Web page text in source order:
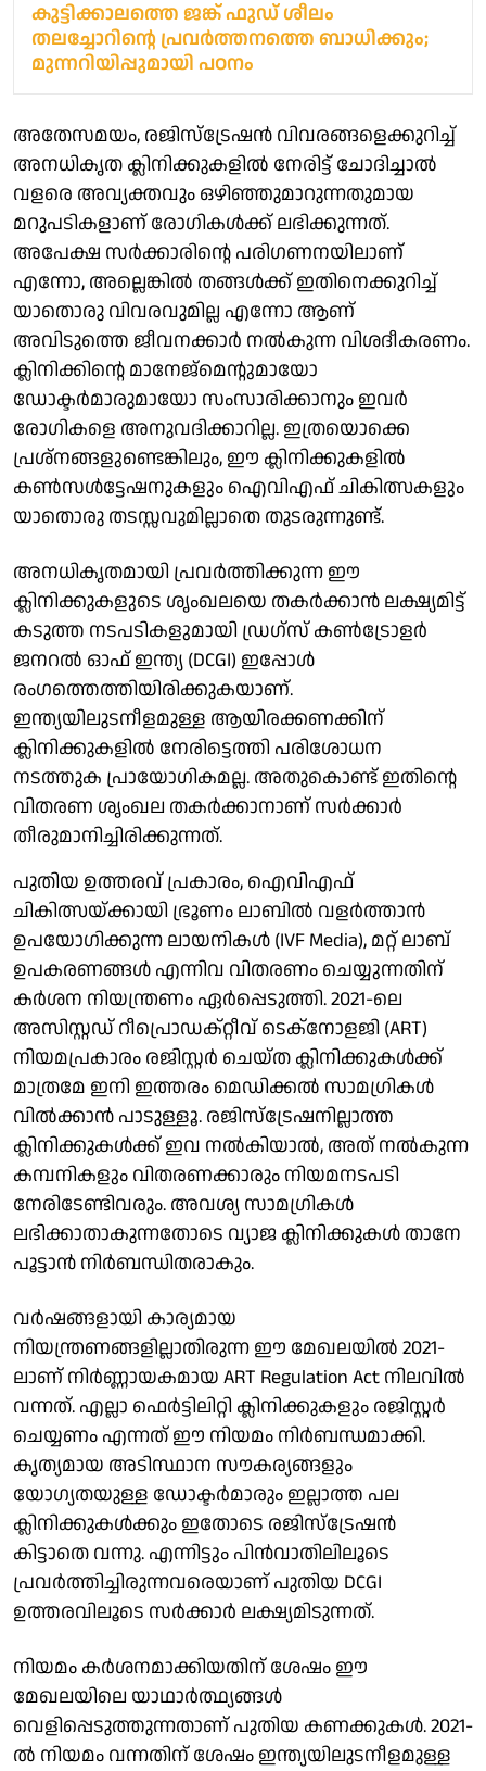
കുട്ടിക്കാലത്തെ ജങ്ക് ഫുഡ് ശീലം
തലച്ചോറിന്റെ പ്രവർത്തനത്തെ ബാധിക്കും;
മുന്നറിയിപ്പുമായി പഠനം
അതേസമയം, രജിസ്ട്രേഷൻ വിവരങ്ങളെക്കുറിച്ച്
അനധികൃത ക്ലിനിക്കുകളിൽ നേരിട്ട് ചോദിച്ചാൽ
വളരെ അവ്യക്തവും ഒഴിഞ്ഞുമാറുന്നതുമായ
മറുപടികളാണ് രോഗികൾക്ക് ലഭിക്കുന്നത്.
അപേക്ഷ സർക്കാരിന്റെ പരിഗണനയിലാണ്
എന്നോ, അല്ലെങ്കിൽ തങ്ങൾക്ക് ഇതിനെക്കുറിച്ച്
യാതൊരു വിവരവുമില്ല എന്നോ ആണ്
അവിടുത്തെ ജീവനക്കാർ നൽകുന്ന വിശദീകരണം.
ക്ലിനിക്കിന്റെ മാനേജ്മെന്റുമായോ
ഡോക്ടർമാരുമായോ സംസാരിക്കാനും ഇവർ
രോഗികളെ അനുവദിക്കാറില്ല. ഇത്രയൊക്കെ
പ്രശ്നങ്ങളുണ്ടെങ്കിലും, ഈ ക്ലിനിക്കുകളിൽ
കൺസൾട്ടേഷനുകളും ഐവിഎഫ് ചികിത്സകളും
യാതൊരു തടസ്സവുമില്ലാതെ തുടരുന്നുണ്ട്.
അനധികൃതമായി പ്രവർത്തിക്കുന്ന ഈ
ക്ലിനിക്കുകളുടെ ശൃംഖലയെ തകർക്കാൻ ലക്ഷ്യമിട്ട്
കടുത്ത നടപടികളുമായി ഡ്രഗ്സ് കൺട്രോളർ
ജനറൽ ഓഫ് ഇന്ത്യ (DCGI) ഇപ്പോൾ
രംഗത്തെത്തിയിരിക്കുകയാണ്.
ഇന്ത്യയിലുടനീളമുള്ള ആയിരക്കണക്കിന്
ക്ലിനിക്കുകളിൽ നേരിട്ടെത്തി പരിശോധന
നടത്തുക പ്രായോഗികമല്ല. അതുകൊണ്ട് ഇതിന്റെ
വിതരണ ശൃംഖല തകർക്കാനാണ് സർക്കാർ
തീരുമാനിച്ചിരിക്കുന്നത്.
പുതിയ ഉത്തരവ് പ്രകാരം, ഐവിഎഫ്
ചികിത്സയ്ക്കായി ഭ്രൂണം ലാബിൽ വളർത്താൻ
ഉപയോഗിക്കുന്ന ലായനികൾ (IVF Media), മറ്റ് ലാബ്
ഉപകരണങ്ങൾ എന്നിവ വിതരണം ചെയ്യുന്നതിന്
കർശന നിയന്ത്രണം ഏർപ്പെടുത്തി. 2021-ലെ
അസിസ്റ്റഡ് റീപ്രൊഡക്റ്റീവ് ടെക്നോളജി (ART)
നിയമപ്രകാരം രജിസ്റ്റർ ചെയ്ത ക്ലിനിക്കുകൾക്ക്
മാത്രമേ ഇനി ഇത്തരം മെഡിക്കൽ സാമഗ്രികൾ
വിൽക്കാൻ പാടുള്ളൂ. രജിസ്ട്രേഷനില്ലാത്ത
ക്ലിനിക്കുകൾക്ക് ഇവ നൽകിയാൽ, അത് നൽകുന്ന
കമ്പനികളും വിതരണക്കാരും നിയമനടപടി
നേരിടേണ്ടിവരും. അവശ്യ സാമഗ്രികൾ
ലഭിക്കാതാകുന്നതോടെ വ്യാജ ക്ലിനിക്കുകൾ താനേ
പൂട്ടാൻ നിർബന്ധിതരാകും.
വർഷങ്ങളായി കാര്യമായ
നിയന്ത്രണങ്ങളില്ലാതിരുന്ന ഈ മേഖലയിൽ 2021-
ലാണ് നിർണ്ണായകമായ ART Regulation Act നിലവിൽ
വന്നത്. എല്ലാ ഫെർട്ടിലിറ്റി ക്ലിനിക്കുകളും രജിസ്റ്റർ
ചെയ്യണം എന്നത് ഈ നിയമം നിർബന്ധമാക്കി.
കൃത്യമായ അടിസ്ഥാന സൗകര്യങ്ങളും
യോഗ്യതയുള്ള ഡോക്ടർമാരും ഇല്ലാത്ത പല
ക്ലിനിക്കുകൾക്കും ഇതോടെ രജിസ്ട്രേഷൻ
കിട്ടാതെ വന്നു. എന്നിട്ടും പിൻവാതിലിലൂടെ
പ്രവർത്തിച്ചിരുന്നവരെയാണ് പുതിയ DCGI
ഉത്തരവിലൂടെ സർക്കാർ ലക്ഷ്യമിടുന്നത്.
നിയമം കർശനമാക്കിയതിന് ശേഷം ഈ
മേഖലയിലെ യാഥാർത്ഥ്യങ്ങൾ
വെളിപ്പെടുത്തുന്നതാണ് പുതിയ കണക്കുകൾ. 2021-
ൽ നിയമം വന്നതിന് ശേഷം ഇന്ത്യയിലുടനീളമുള്ള